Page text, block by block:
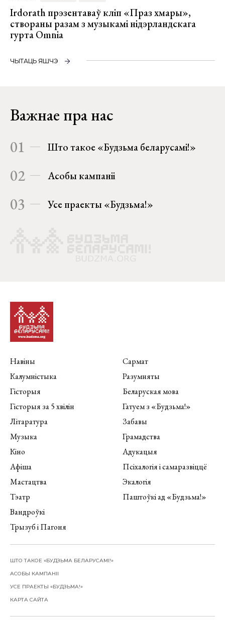
Irdorath прэзентаваў кліп «Праз хмары»,
створаны разам з музыкамі нідэрландскага
гурта Omnia
ЧЫТАЦЬ ЯШЧЭ
Важнае пра нас
01 Што такое «Будзьма беларусамі!»
02 Асобы кампаніі
03 Усе праекты «Будзьма!»
Навіны
Калумністыка
Гісторыя
Гісторыя за 5 хвілін
Літаратура
Музыка
Кіно
Афіша
Мастацтва
Тэатр
Вандроўкі
Трызуб і Пагоня
Сармат
Разумняты
Беларуская мова
Гатуем з «Будзьма!»
Забавы
Грамадства
Адукацыя
Псіхалогія і самаразвіццё
Экалогія
Паштоўкі ад «Будзьма!»
ШТО ТАКОЕ «БУДЗЬМА БЕЛАРУСАМІ!»
АСОБЫ КАМПАНІІ
УСЕ ПРАЕКТЫ «БУДЗЬМА!»
КАРТА САЙТА